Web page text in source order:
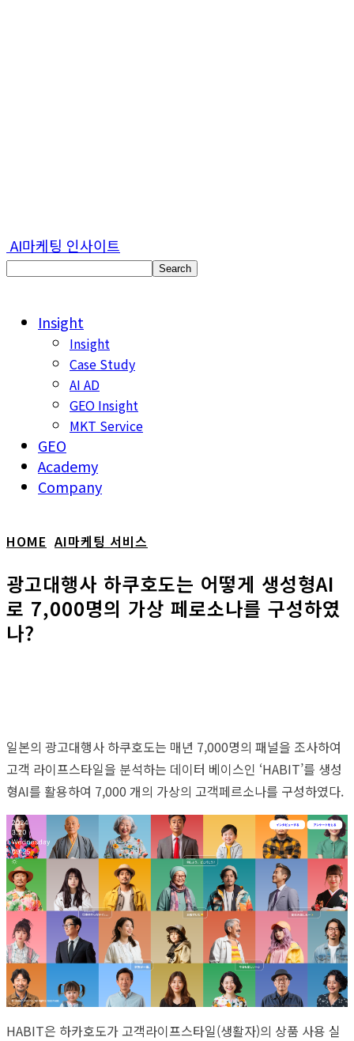
AI마케팅 인사이트
Insight
Insight
Case Study
AI AD
GEO Insight
MKT Service
GEO
Academy
Company
HOME AI마케팅 서비스
광고대행사 하쿠호도는 어떻게 생성형AI
로 7,000명의 가상 페로소나를 구성하였
나?
일본의 광고대행사 하쿠호도는 매년 7,000명의 패널을 조사하여
고객 라이프스타일을 분석하는 데이터 베이스인 ‘HABIT’를 생성
형AI를 활용하여 7,000 개의 가상의 고객페르소나를 구성하였다.
HABIT은 하카호도가 고객라이프스타일(생활자)의 상품 사용 실